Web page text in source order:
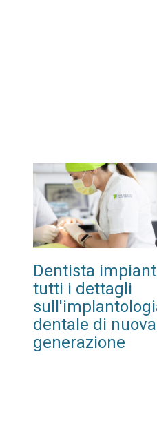
Dentista
tutti i dettagli
dentale di nuova
generazione